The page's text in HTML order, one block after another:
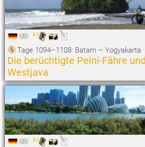
83
Tage 1094–1108: Batam – Yogyakarta
Die berüchtigte Pelni-Fähre
Westjava
82